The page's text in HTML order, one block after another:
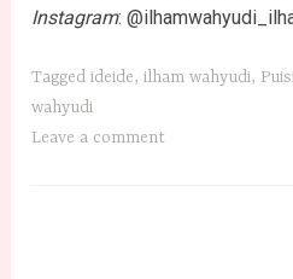
Instagram:
Taggedideide,ilham wahyudi,
wahyudi
Leave a comment